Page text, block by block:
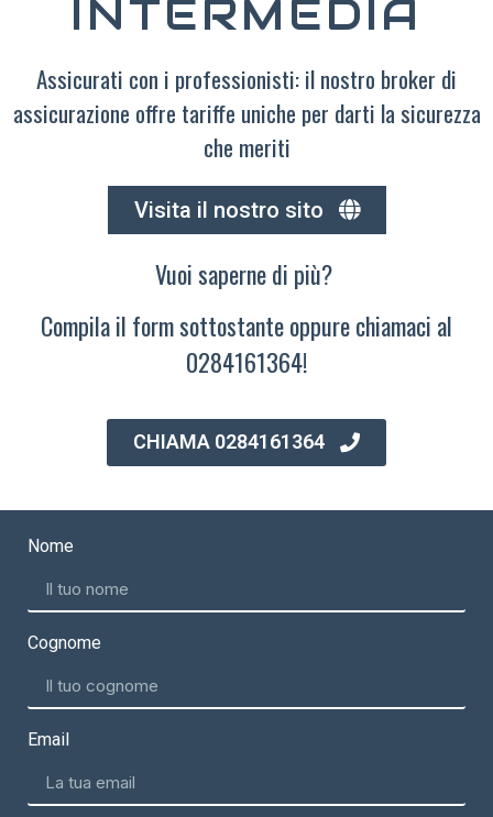
INTERMEDIA
Assicurati con i professionisti: il nostro broker di
assicurazione offre tariffe uniche per darti la sicurezza
che meriti
Visita il nostro sito
Vuoi saperne di più?
Compila il form sottostante oppure chiamaci al
0284161364!
CHIAMA 0284161364
Nome
Cognome
Email